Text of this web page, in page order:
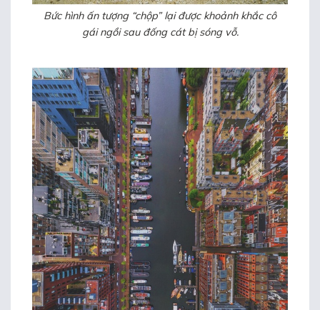
Bức hình ấn tượng “chộp” lại được khoảnh khắc cô
gái ngồi sau đống cát bị sóng vỗ.